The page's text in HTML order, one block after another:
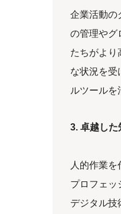
企業活動の
の管理やグ
たちがより
な状況を受
ルツールを
3. 卓越した
人的作業
プロフェッ
デジタル技